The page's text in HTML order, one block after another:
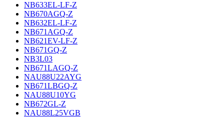
NB633EL-LF-Z
NB670AGQ-Z
NB632EL-LF-Z
NB671AGQ-Z
NB621EV-LF-Z
NB671GQ-Z
NB3L03
NB671LAGQ-Z
NAU88U22AYG
NB671LBGQ-Z
NAU88U10YG
NB672GL-Z
NAU88L25VGB